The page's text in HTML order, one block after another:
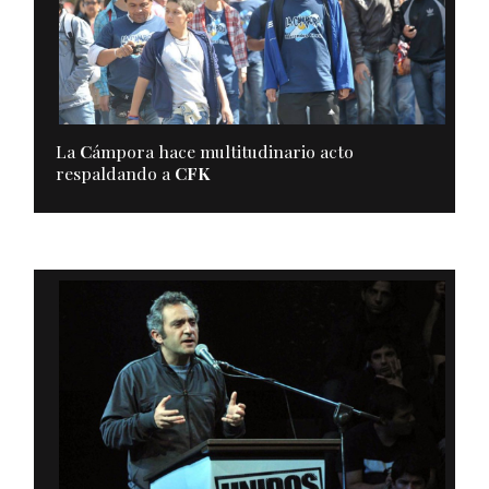
La Cámpora hace multitudinario acto
respaldando a CFK